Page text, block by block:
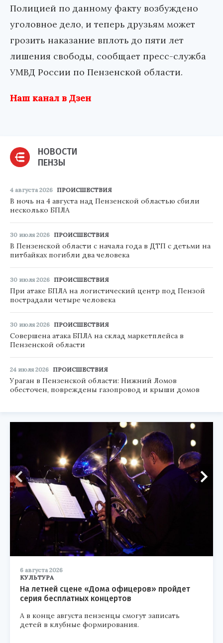
Полицией по данному факту возбуждено
уголовное дело, и теперь друзьям может
грозить наказание вплоть до пяти лет
лишения свободы, сообщает пресс-служба
УМВД России по Пензенской области.
Наш канал в Дзен
НОВОСТИ
ПЕНЗЫ
4 августа 2026 ПРОИСШЕСТВИЯ
В ночь на 4 августа над Пензенской областью сбили
несколько БПЛА
30 июля 2026 ПРОИСШЕСТВИЯ
В Пензенской области с начала года в ДТП с детьми на
питбайках погибли два человека
30 июля 2026 ПРОИСШЕСТВИЯ
При атаке БПЛА на логистический центр под Пензой
пострадали четыре человека
30 июля 2026 ПРОИСШЕСТВИЯ
Совершена атака БПЛА на склад маркетплейса в
Пензенской области
24 июля 2026 ПРОИСШЕСТВИЯ
Ураган в Пензенской области: Нижний Ломов
обесточен, повреждены газопровод и крыши домов
6 августа 2026
КУЛЬТУРА
На летней сцене «Дома офицеров» пройдет
серия бесплатных концертов
А в конце августа пензенцы смогут записать
детей в клубные формирования.